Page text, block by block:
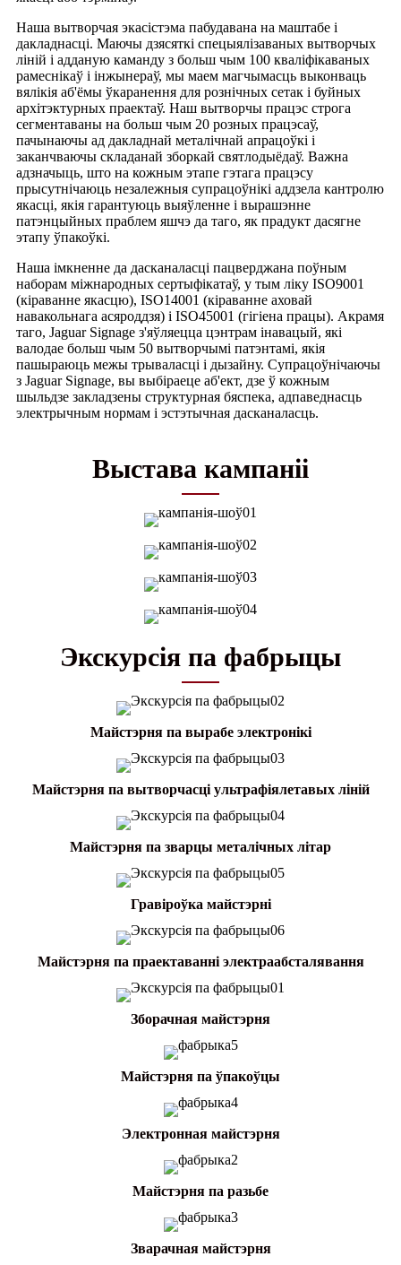
Наша вытворчая экасістэма пабудавана на маштабе і
дакладнасці. Маючы дзясяткі спецыялізаваных вытворчых
ліній і адданую каманду з больш чым 100 кваліфікаваных
рамеснікаў і інжынераў, мы маем магчымасць выконваць
вялікія аб'ёмы ўкаранення для рознічных сетак і буйных
архітэктурных праектаў. Наш вытворчы працэс строга
сегментаваны на больш чым 20 розных працэсаў,
пачынаючы ад дакладнай металічнай апрацоўкі і
заканчваючы складанай зборкай святлодыёдаў. Важна
адзначыць, што на кожным этапе гэтага працэсу
прысутнічаюць незалежныя супрацоўнікі аддзела кантролю
якасці, якія гарантуюць выяўленне і вырашэнне
патэнцыйных праблем яшчэ да таго, як прадукт дасягне
этапу ўпакоўкі.
Наша імкненне да дасканаласці пацверджана поўным
наборам міжнародных сертыфікатаў, у тым ліку ISO9001
(кіраванне якасцю), ISO14001 (кіраванне аховай
навакольнага асяроддзя) і ISO45001 (гігіена працы). Акрамя
таго, Jaguar Signage з'яўляецца цэнтрам інавацый, які
валодае больш чым 50 вытворчымі патэнтамі, якія
пашыраюць межы трываласці і дызайну. Супрацоўнічаючы
з Jaguar Signage, вы выбіраеце аб'ект, дзе ў кожным
шыльдзе закладзены структурная бяспека, адпаведнасць
электрычным нормам і эстэтычная дасканаласць.
Выстава кампаніі
Экскурсія па фабрыцы
Майстэрня па вырабе электронікі
Майстэрня па вытворчасці ультрафіялетавых ліній
Майстэрня па зварцы металічных літар
Гравіроўка майстэрні
Майстэрня па праектаванні электраабсталявання
Зборачная майстэрня
Майстэрня па ўпакоўцы
Электронная майстэрня
Майстэрня па разьбе
Зварачная майстэрня